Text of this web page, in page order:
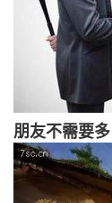
朋友不需要